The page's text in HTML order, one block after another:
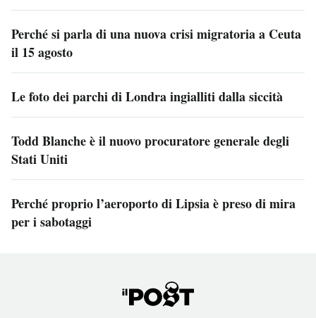
Perché si parla di una nuova crisi migratoria a Ceuta
il 15 agosto
Le foto dei parchi di Londra ingialliti dalla siccità
Todd Blanche è il nuovo procuratore generale degli
Stati Uniti
Perché proprio l’aeroporto di Lipsia è preso di mira
per i sabotaggi